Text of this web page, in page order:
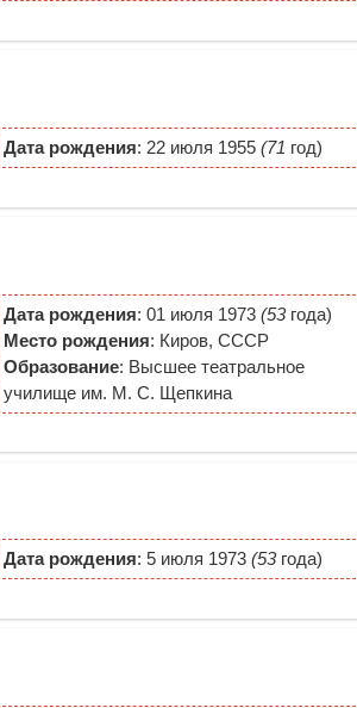
Дата рождения: 22 июля 1955 (71 год)
Дата рождения: 01 июля 1973 (53года)
Место рождения: Киров, СССР
Образование: Высшее театральное
училище им. М. С. Щепкина
Дата рождения: 5 июля 1973 (53года)